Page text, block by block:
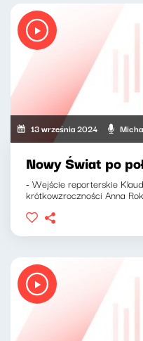
13 września 2024
Nowy Świat po
- Wejście reporterskie
krótkowzroczności Anna